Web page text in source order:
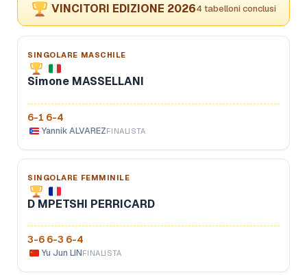
VINCITORI EDIZIONE 20264 tabelloni conclusi
SINGOLARE MASCHILE
Simone MASSELLANI
6-1 6-4
Yannik ALVAREZFINALISTA
SINGOLARE FEMMINILE
D MPETSHI PERRICARD
3-6 6-3 6-4
Yu Jun LINFINALISTA